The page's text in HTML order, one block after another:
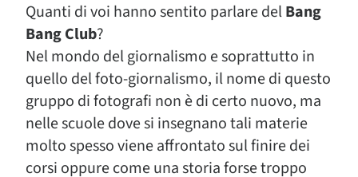
Quanti di voi hanno sentito parlare delBang
Bang Club?
Nel mondo del giornalismo e soprattutto in
quello del foto-giornalismo, il nome di questo
gruppo di fotografi non è di certo nuovo, ma
nelle scuole dove si insegnano tali materie
molto spesso viene affrontato sul finire dei
corsi oppure come una storia forse troppo